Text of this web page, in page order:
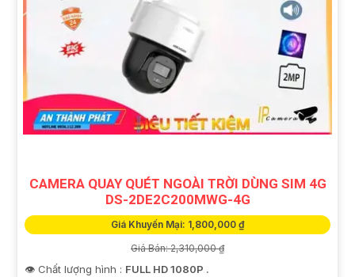
CAMERA QUAY QUÉT NGOÀI TRỜI DÙNG SIM 4G
DS-2DE2C200MWG-4G
Giá Khuyến Mại: 1,800,000 ₫
Giá Bán: 2,310,000 ₫
👁 Chất lượng hình : FULL HD 1080P .